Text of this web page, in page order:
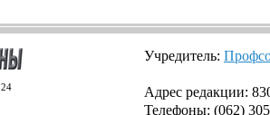
Учредитель:
Адрес редакции:
Телефоны: (062)